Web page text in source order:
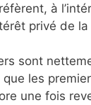
à
privé de
sont
les
une fois